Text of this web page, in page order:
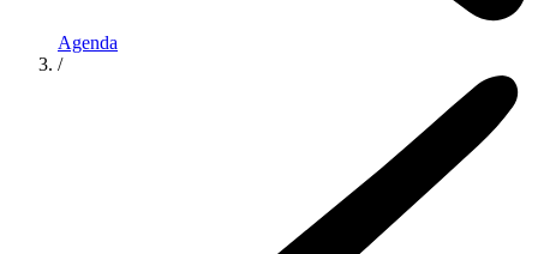
Agenda
/